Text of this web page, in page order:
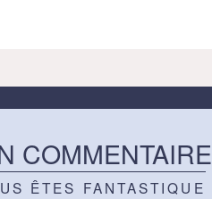
COMMENTAIRE
ÊTES FANTASTIQUE